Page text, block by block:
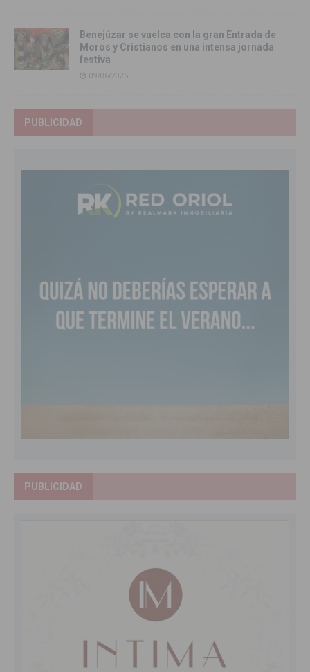
Benejúzar se vuelca con la gran Entrada de
Moros y Cristianos en una intensa jornada
festiva
09/06/2026
PUBLICIDAD
PUBLICIDAD